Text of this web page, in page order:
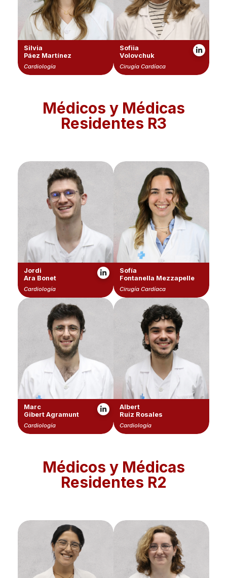
Silvia
Páez Martínez
Cardiología
Sofiia
Volovchuk
Cirugía Cardíaca
Médicos y Médicas
Residentes R3
Jordi
Ara Bonet
Cardiología
Sofía
Fontanella Mezzapelle
Cirugía Cardíaca
Marc
Gibert Agramunt
Cardiología
Albert
Ruiz Rosales
Cardiología
Médicos y Médicas
Residentes R2